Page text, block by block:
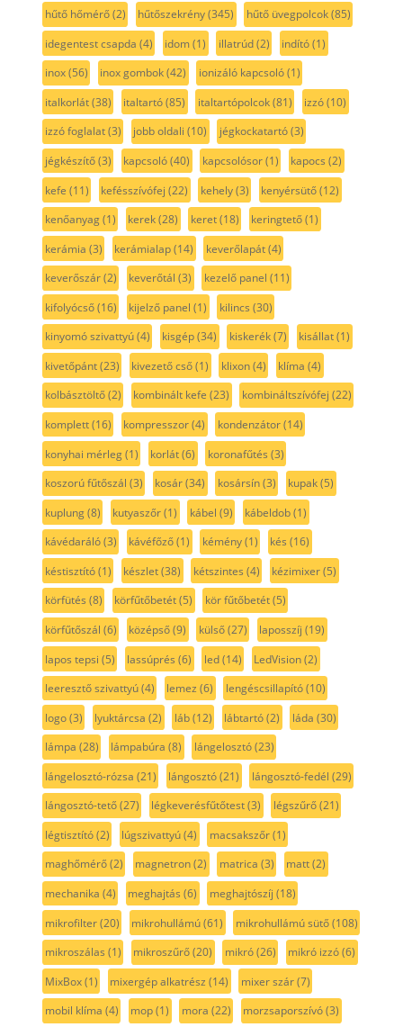
hűtő hőmérő(2) hűtőszekrény(345) hűtő üvegpolcok(85)
idegentest csapda (4) idom(1) illatrúd(2) indító(1)
inox(56) inox gombok(42) ionizáló kapcsoló(1)
italkorlát(38) italtartó(85) italtartópolcok(81) izzó(10)
izzó foglalat(3) jobb oldali (10) jégkockatartó(3)
jégkészítő(3) kapcsoló(40) kapcsolósor(1) kapocs (2)
kefe (11) kefésszívófej (22) kehely(3) kenyérsütő(12)
kenőanyag(1) kerek(28) keret(18) keringtető(1)
kerámia (3) kerámialap(14) keverőlapát(4)
keverőszár(2) keverőtál (3) kezelő panel (11)
kifolyócső(16) kijelző panel (1) kilincs (30)
kinyomó szivattyú(4) kisgép(34) kiskerék(7) kisállat(1)
kivetőpánt(23) kivezető cső(1) klixon(4) klíma (4)
kolbásztöltő(2) kombinált kefe (23) kombináltszívófej (22)
komplett(16) kompresszor(4) kondenzátor(14)
konyhai mérleg(1) korlát(6) koronafűtés (3)
koszorú fűtőszál (3) kosár(34) kosársín(3) kupak(5)
kuplung(8) kutyaszőr(1) kábel (9) kábeldob(1)
kávédaráló(3) kávéfőző(1) kémény(1) kés (16)
késtisztító(1) készlet(38) kétszintes (4) kézimixer(5)
körfütés (8) körfűtőbetét(5) kör fűtőbetét(5)
körfűtőszál (6) középső(9) külső(27) laposszíj (19)
lapos tepsi (5) lassúprés (6) led(14) LedVision(2)
leeresztő szivattyú(4) lemez (6) lengéscsillapító(10)
logo(3) lyuktárcsa (2) láb(12) lábtartó(2) láda (30)
lámpa (28) lámpabúra (8) lángelosztó(23)
lángelosztó-rózsa (21) lángosztó(21) lángosztó-fedél (29)
lángosztó-tető(27) légkeverésfűtőtest(3) légszűrő(21)
légtisztító(2) lúgszivattyú(4) macsakszőr(1)
maghőmérő(2) magnetron(2) matrica (3) matt(2)
mechanika (4) meghajtás (6) meghajtószíj (18)
mikrofilter(20) mikrohullámú(61) mikrohullámú sütő(108)
mikroszálas (1) mikroszűrő(20) mikró(26) mikró izzó(6)
MixBox(1) mixergép alkatrész (14) mixer szár(7)
mobil klíma (4) mop(1) mora (22) morzsaporszívó(3)